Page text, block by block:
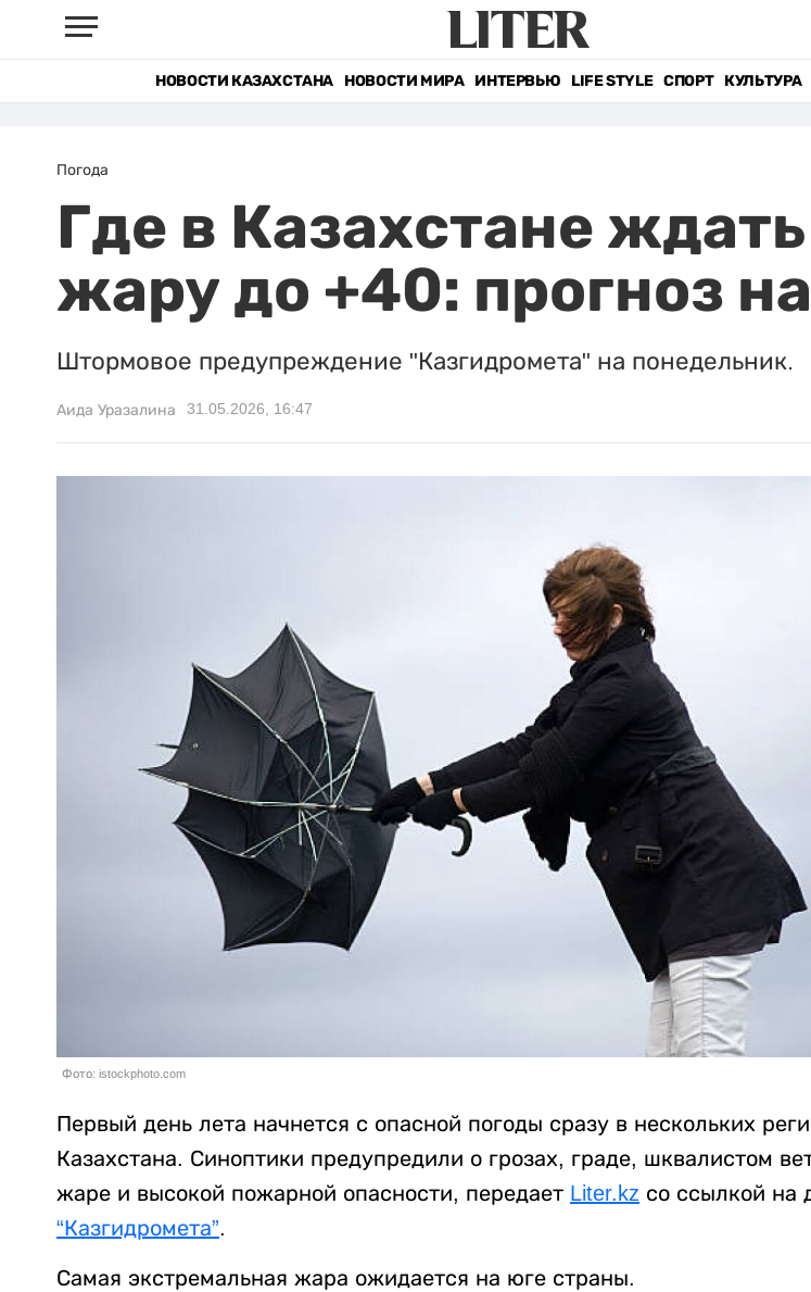
НОВОСТИ КАЗАХСТАНА НОВОСТИ МИРА ИНТЕРВЬЮ LIFE STYLE СПОРТ КУЛЬТУРА
Погода
Где в Казахстане
жару до +40: прогноз
Штормовое предупреждение "Казгидромета" на понедельник.
Аида Уразалина 31.05.2026, 16:47
Фото: istockphoto.com
Первый день лета начнется с опасной погоды сразу в нескольких
Казахстана. Синоптики предупредили о грозах, граде, шквалистом
жаре и высокой пожарной опасности, передает Liter.kz со ссылкой на
“Казгидромета”.
Самая экстремальная жара ожидается на юге страны.